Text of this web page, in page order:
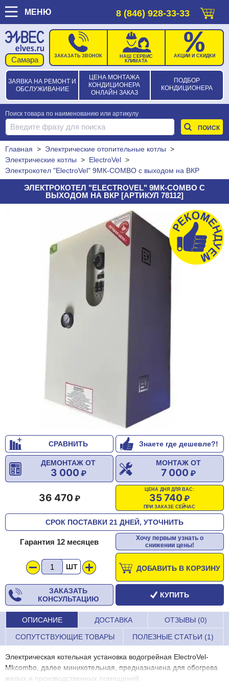
МЕНЮ 8 (846) 928-33-33
ЗАЯВКА НА РЕМОНТ И
ОБСЛУЖИВАНИЕ
ЦЕНА МОНТАЖА
КОНДИЦИОНЕРА
ОНЛАЙН ЗАКАЗ
ПОДБОР
КОНДИЦИОНЕРА
ЗАКАЗАТЬ ЗВОНОК
НАШ СЕРВИС
КЛИМАТА
АКЦИИ И СКИДКИ
Поиск товара по наименованию или артикулу
Главная > Электрические отопительные котлы >
Электрические котлы > ElectroVel >
Электрокотел "ElectroVel" 9МК-COMBO с выходом на ВКР
ЭЛЕКТРОКОТЕЛ "ELECTROVEL" 9МК-COMBO С
ВЫХОДОМ НА ВКР [АРТИКУЛ 78112]
СРАВНИТЬ Знаете где дешевле?!
МОНТАЖ ОТ
7 000
ДЕМОНТАЖ ОТ
3 000
ЦЕНА ДНЯ ДЛЯ ВАС:
35 740
ПРИ ЗАКАЗЕ СЕЙЧАС
36 470
СРОК ПОСТАВКИ 21 ДНЕЙ, УТОЧНИТЬ
Гарантия 12 месяцев
Хочу первым узнать о
снижении цены!
ШТ ДОБАВИТЬ В КОРЗИНУ
ЗАКАЗАТЬ
КОНСУЛЬТАЦИЮ
КУПИТЬ
ОПИСАНИЕ ДОСТАВКА ОТЗЫВЫ (0)
СОПУТСТВУЮЩИЕ ТОВАРЫ ПОЛЕЗНЫЕ СТАТЬИ (1)
Электрическая котельная установка водогрейная ElectroVel-
Mkcombo, далее миникотельная, предназначена для обогрева
жилых и производственных помещений.